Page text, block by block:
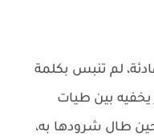
لم تنبس بكلمة
بين طيات
طال شرودها به،